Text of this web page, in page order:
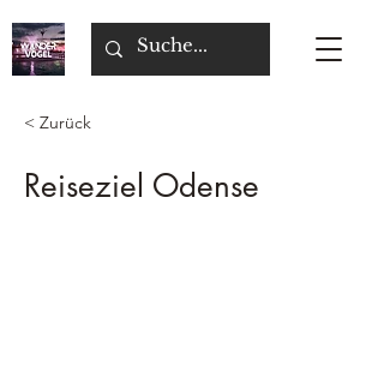
< Zurück
Reiseziel Odense